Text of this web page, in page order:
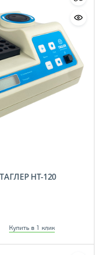
НТ-120
Купить в 1 клик